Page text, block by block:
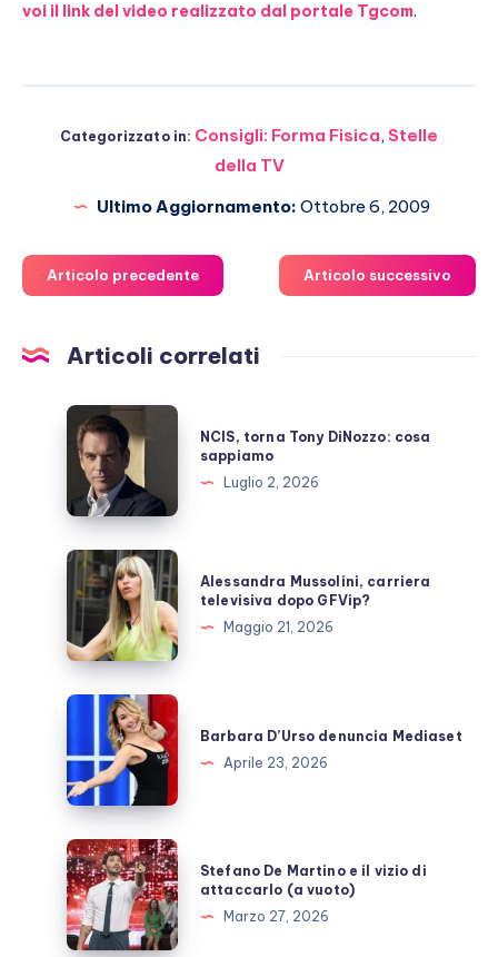
voi il link del video realizzato dal portale Tgcom.
Categorizzato in: Consigli: Forma Fisica, Stelle
della TV
Ultimo Aggiornamento: Ottobre 6, 2009
Articolo precedente Articolo successivo
Articoli correlati
NCIS,
torna
Tony
DiNozzo:
cosa
sappiamo
NCIS, torna Tony DiNozzo: cosa
sappiamo
Luglio 2, 2026
Alessandra
Mussolini,
carriera
televisiva
dopo
GFVip?
Alessandra Mussolini, carriera
televisiva dopo GFVip?
Maggio 21, 2026
Barbara
D’Urso
denuncia
Mediaset
Barbara D’Urso denuncia Mediaset
Aprile 23, 2026
Stefano
De
Martino
e
Stefano De Martino e il vizio di
attaccarlo (a vuoto)
Marzo 27, 2026